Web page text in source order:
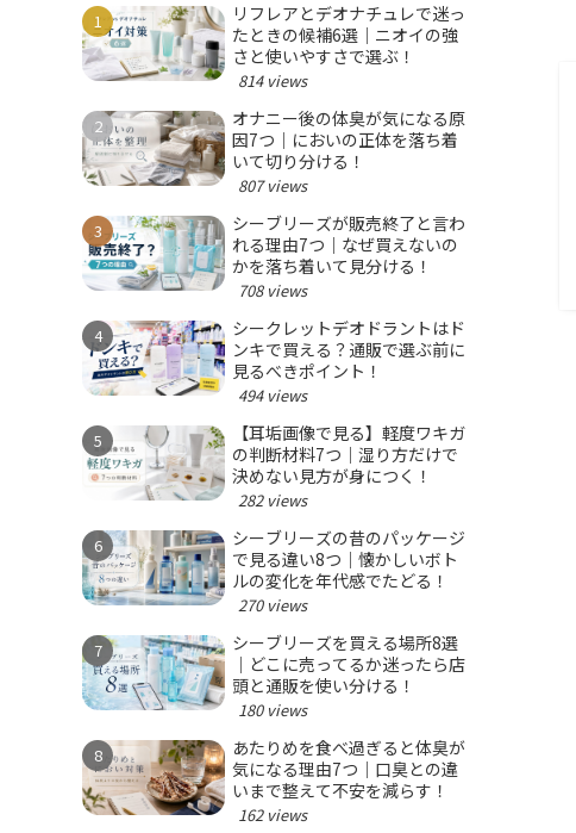
リフレアとデオナチュレで迷っ
たときの候補6選｜ニオイの強
さと使いやすさで選ぶ！
814 views
オナニー後の体臭が気になる原
因7つ｜においの正体を落ち着
いて切り分ける！
807 views
シーブリーズが販売終了と言わ
れる理由7つ｜なぜ買えないの
かを落ち着いて見分ける！
708 views
シークレットデオドラントはド
ンキで買える？通販で選ぶ前に
見るべきポイント！
494 views
【耳垢画像で見る】軽度ワキガ
の判断材料7つ｜湿り方だけで
決めない見方が身につく！
282 views
シーブリーズの昔のパッケージ
で見る違い8つ｜懐かしいボト
ルの変化を年代感でたどる！
270 views
シーブリーズを買える場所8選
｜どこに売ってるか迷ったら店
頭と通販を使い分ける！
180 views
あたりめを食べ過ぎると体臭が
気になる理由7つ｜口臭との違
いまで整えて不安を減らす！
162 views